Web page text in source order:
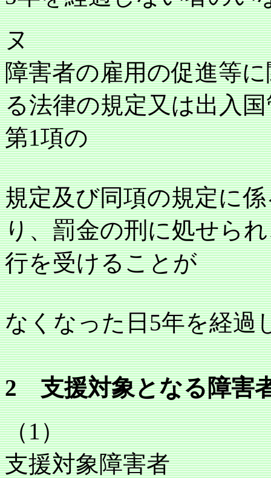
ヌ
障害者の雇用の促進等
る法律の規定又は出入
第1項の
規定及び同項の規定に
り、罰金の刑に処せら
行を受けることが
なくなった日5年を経過
2 支援対象となる障害
（1）
支援対象障害者